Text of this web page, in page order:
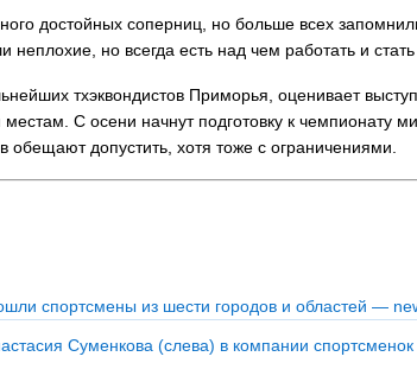
достойных соперниц, но больше всех
но всегда есть над чем работать и
тхэквондистов Приморья, оценивает
С осени начнут подготовку к чемпионату
допустить, хотя тоже с ограничениями.